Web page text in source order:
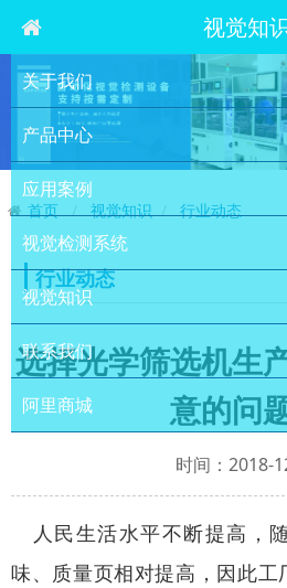
视觉知
关于我们
产品中心
应用案例
视觉检测系统
视觉知识
联系我们
阿里商城
首页 视觉知识 行业动态
行业动态
选择光学筛选机生
意的问
时间：2018-
人民生活水平不断提高，
味、质量页相对提高，因此工